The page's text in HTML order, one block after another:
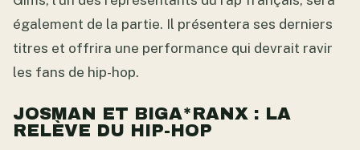
également de la partie. Il présentera ses derniers
titres et offrira une performance qui devrait ravir
les fans de hip-hop.
JOSMAN ET BIGA*RANX : LA
RELÈVE DU HIP-HOP